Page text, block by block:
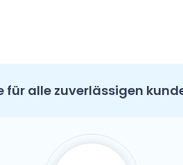
für alle zuverlässigen